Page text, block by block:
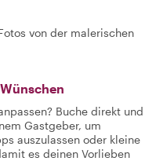
von der malerischen
Buche direkt und
Gastgeber, um
auszulassen oder kleine
es deinen Vorlieben